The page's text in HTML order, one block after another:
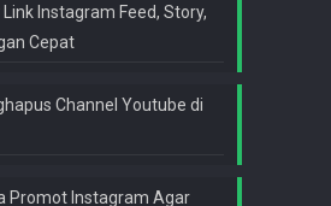
Instagram Feed, Story,
Cepat
Channel Youtube di
Promot Instagram Agar